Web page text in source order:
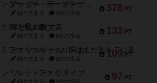
378 PT
アンダー・ザ・テーブラー
紹介文あり 1件の投稿
133 PT
宵と暁の呪文書
紹介文あり 8件の投稿
103 PT
セミファイナル ～お前はまだ生きている～
紹介文あり 1件の投稿
97 PT
ワン・トゥ・ファイブ
紹介文あり 1件の投稿